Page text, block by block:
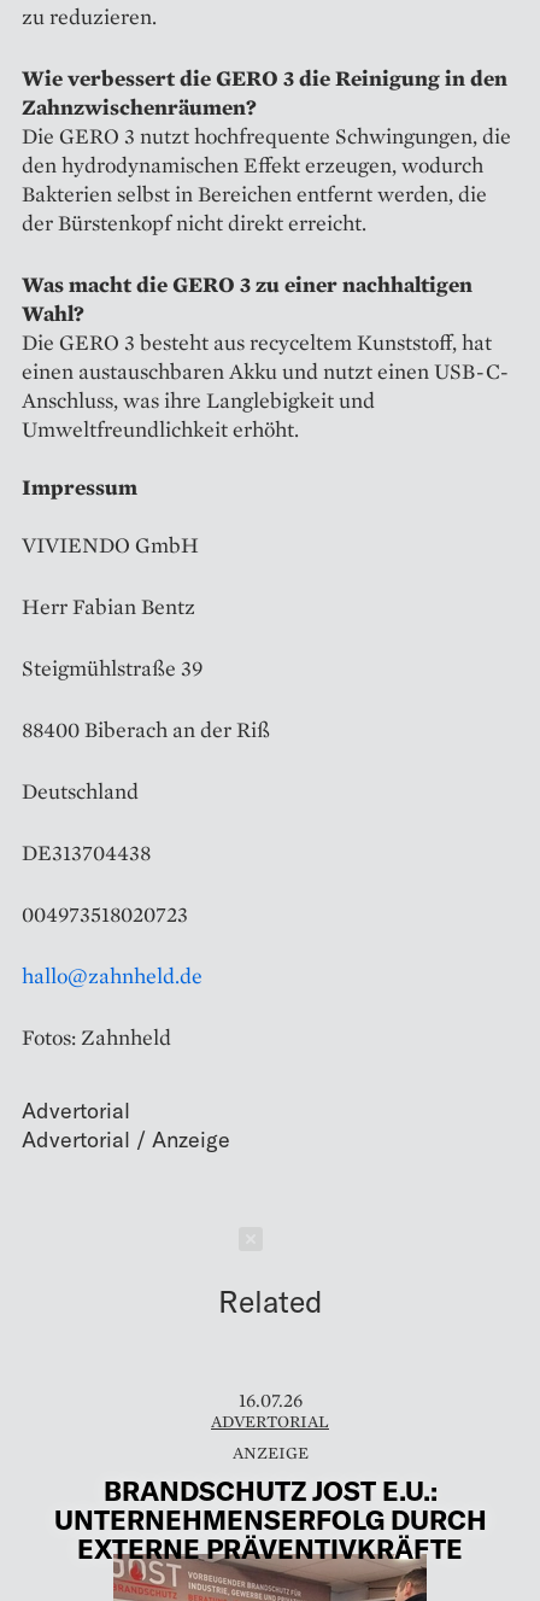
zu reduzieren.
Wie verbessert die GERO 3 die Reinigung in den
Zahnzwischenräumen?
Die GERO 3 nutzt hochfrequente Schwingungen, die
den hydrodynamischen Effekt erzeugen, wodurch
Bakterien selbst in Bereichen entfernt werden, die
der Bürstenkopf nicht direkt erreicht.
Was macht die GERO 3 zu einer nachhaltigen
Wahl?
Die GERO 3 besteht aus recyceltem Kunststoff, hat
einen austauschbaren Akku und nutzt einen USB-C-
Anschluss, was ihre Langlebigkeit und
Umweltfreundlichkeit erhöht.
Impressum
VIVIENDO GmbH
Herr Fabian Bentz
Steigmühlstraße 39
88400 Biberach an der Riß
Deutschland
DE313704438
004973518020723
hallo@zahnheld.de
Fotos: Zahnheld
Advertorial
Related
16.07.26
ADVERTORIAL
BRANDSCHUTZ JOST E.U.:
UNTERNEHMENSERFOLG DURCH
EXTERNE PRÄVENTIVKRÄFTE